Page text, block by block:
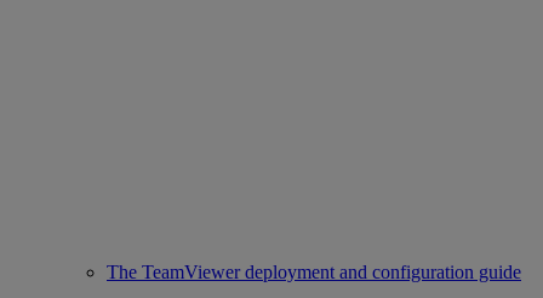
The TeamViewer deployment and configuration guide